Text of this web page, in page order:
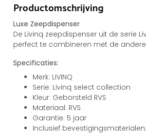
Productomschrijving
Luxe Zeepdispenser
De Livinq zeepdispenser uit de serie
perfect te combineren met de
Specificaties:
Merk: LIVINQ
Serie: Livinq select collection
Kleur: Geborsteld RVS
Materiaal: RVS
Garantie: 5 jaar
Inclusief